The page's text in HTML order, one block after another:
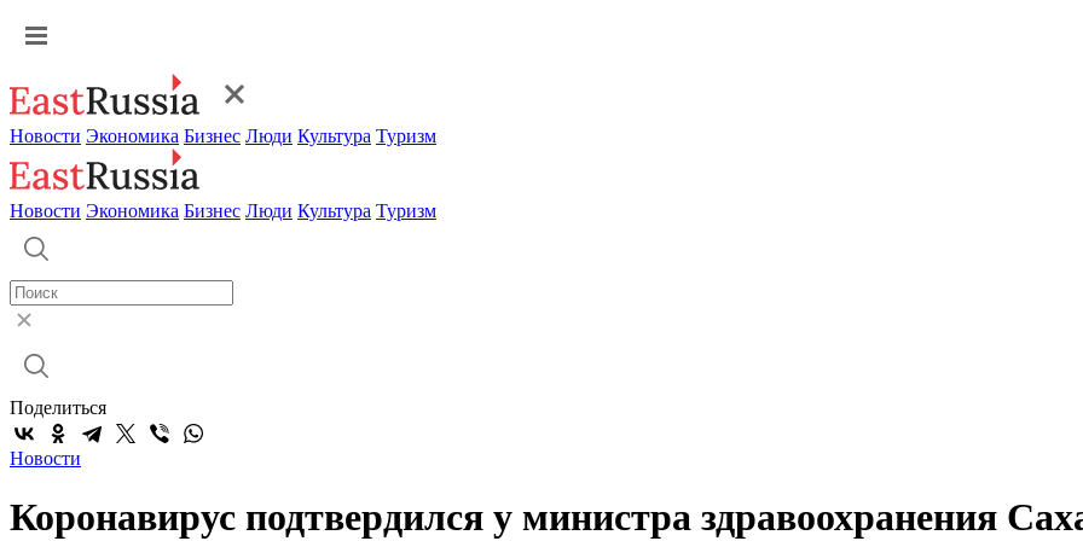
Новости Экономика Бизнес Люди Культура Туризм
Новости Экономика Бизнес Люди Культура Туризм
Поделиться
Новости
Коронавирус подтвердился у министра здравоохранения